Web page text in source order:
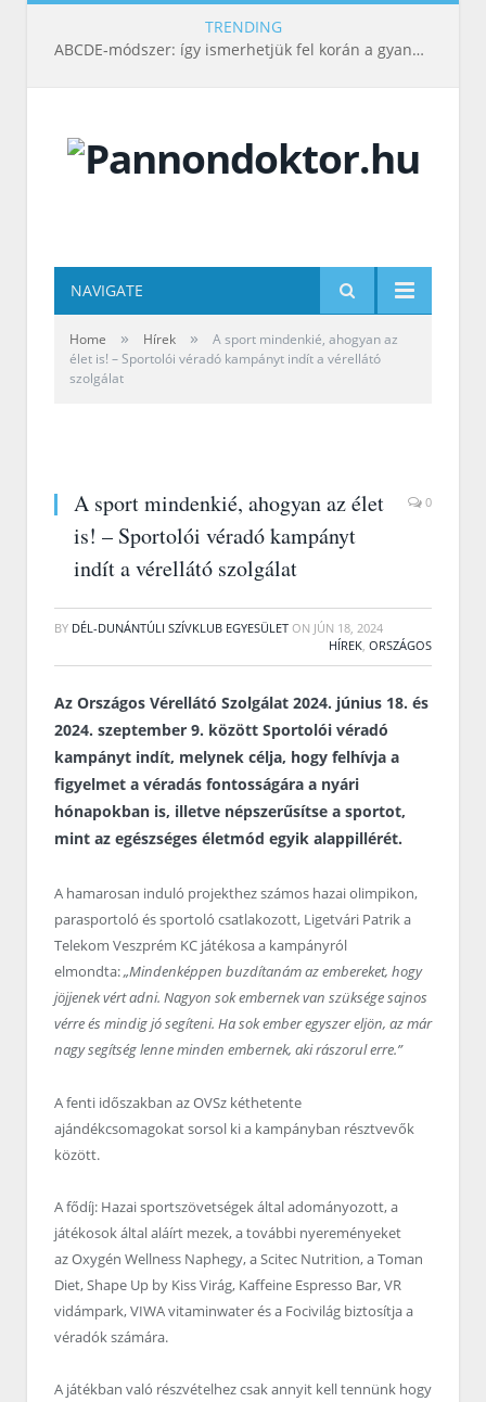
TRENDING
ABCDE‑módszer: így ismerhetjük fel korán a gyanús bőrelváltozásokat
NAVIGATE
Home » Hírek »
A sport mindenkié, ahogyan az
élet is! – Sportolói véradó kampányt indít a vérellátó
szolgálat
A sport mindenkié, ahogyan az élet
is! – Sportolói véradó kampányt
indít a vérellátó szolgálat
0
BY DÉL-DUNÁNTÚLI SZÍVKLUB EGYESÜLET ON JÚN 18, 2024
HÍREK, ORSZÁGOS
Az Országos Vérellátó Szolgálat 2024. június 18. és
2024. szeptember 9. között Sportolói véradó
kampányt indít, melynek célja, hogy felhívja a
figyelmet a véradás fontosságára a nyári
hónapokban is, illetve népszerűsítse a sportot,
mint az egészséges életmód egyik alappillérét.
A hamarosan induló projekthez számos hazai olimpikon,
parasportoló és sportoló csatlakozott, Ligetvári Patrik a
Telekom Veszprém KC játékosa a kampányról
elmondta:„Mindenképpen buzdítanám az embereket, hogy
jöjjenek vért adni. Nagyon sok embernek van szüksége sajnos
vérre és mindig jó segíteni. Ha sok ember egyszer eljön, az már
nagy segítség lenne minden embernek, aki rászorul erre.”
A fenti időszakban az OVSz kéthetente
ajándékcsomagokat sorsol ki a kampányban résztvevők
között.
A fődíj: Hazai sportszövetségek által adományozott, a
játékosok által aláírt mezek, a további nyereményeket
az Oxygén Wellness Naphegy, a Scitec Nutrition, a Toman
Diet, Shape Up by Kiss Virág, Kaffeine Espresso Bar, VR
vidámpark, VIWA vitaminwater és a Focivilág biztosítja a
véradók számára.
A játékban való részvételhez csak annyit kell tennünk hogy